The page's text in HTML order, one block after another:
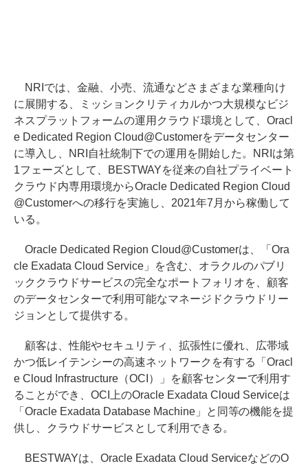
NRIでは、金融、小売、流通などさまざまな業種向け
に展開する、ミッションクリティカルかつ大規模なビジ
ネスプラットフォームの運用クラウド環境として、Oracl
e Dedicated Region Cloud@Customerをデータセンター
に導入し、NRI自社統制下での運用を開始した。NRIは第
1フェーズとして、BESTWAYを従来の自社プライベート
クラウド内専用環境からOracle Dedicated Region Cloud
@Customerへの移行を実施し、2021年7月から稼働して
いる。
Oracle Dedicated Region Cloud@Customerは、「Ora
cle Exadata Cloud Service」を含む、オラクルのパブリ
ッククラウドサービスの完全なポートフォリオを、顧客
のデータセンターで利用可能なマネージドクラウドリー
ジョンとして提供する。
顧客は、性能やセキュリティ、拡張性に優れ、広帯域
かつ低レイテンシーの高速ネットワークを有する「Oracl
e Cloud Infrastructure（OCI）」を顧客センターで利用す
ることができ、OCI上のOracle Exadata Cloud Serviceは
「Oracle Exadata Database Machine」と同等の機能を提
供し、クラウドサービスとして利用できる。
BESTWAYは、Oracle Exadata Cloud ServiceなどのO